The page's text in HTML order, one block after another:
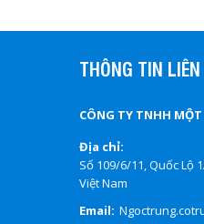
THÔNG TIN
CÔNG TY TNHH
Địa chỉ:
Số 109/6/11, Quốc Lộ
Việt Nam
Email: